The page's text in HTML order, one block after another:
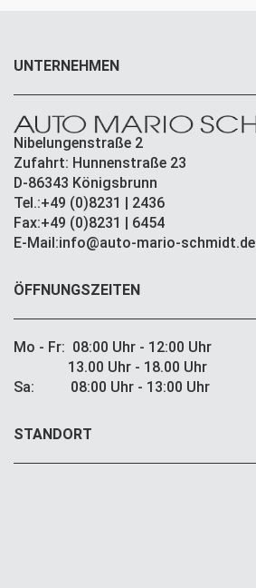
UNTERNEHMEN
Nibelungenstraße 2
Zufahrt: Hunnenstraße 23
D-86343 Königsbrunn
Tel.:+49 (0)8231 | 2436
Fax:+49 (0)8231 | 6454
E-Mail:info@auto-mario-schmidt.de
ÖFFNUNGSZEITEN
Mo - Fr: 08:00 Uhr - 12:00 Uhr
13.00 Uhr - 18.00 Uhr
Sa: 08:00 Uhr - 13:00 Uhr
STANDORT